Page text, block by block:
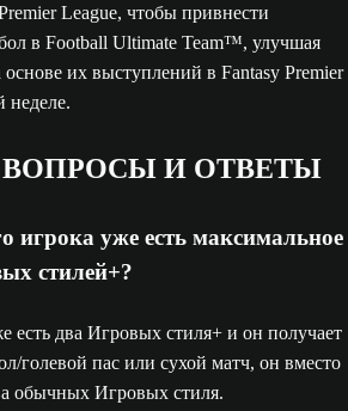
League, чтобы привнести
в Football Ultimate Team™, улучшая
их выступлений в Fantasy Premier
неделе.
ВОПРОСЫ И ОТВЕТЫ
игрока уже есть максимальное
стилей+?
есть два Игровых стиля+ и он получает
голевой пас или сухой матч, он вместо
обычных Игровых стиля.